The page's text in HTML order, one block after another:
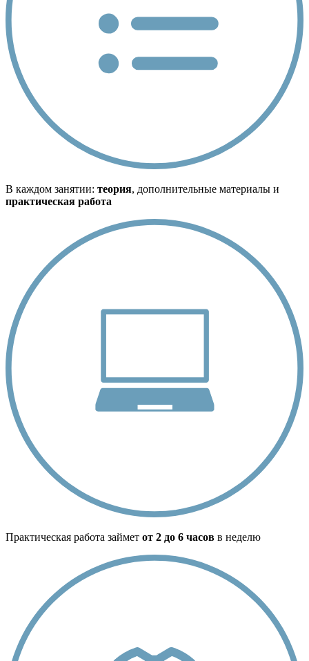
В каждом занятии: теория, дополнительные материалы и
практическая работа
Практическая работа займет от 2 до 6 часов в неделю